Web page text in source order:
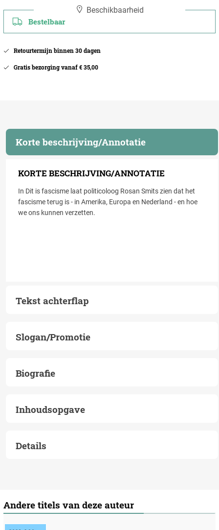
Beschikbaarheid
Bestelbaar
Retourtermijn binnen 30 dagen
Gratis bezorging vanaf € 35,00
Korte beschrijving/Annotatie
KORTE BESCHRIJVING/ANNOTATIE
In Dit is fascisme laat politicoloog Rosan Smits zien dat het
fascisme terug is - in Amerika, Europa en Nederland - en hoe
we ons kunnen verzetten.
Tekst achterflap
Slogan/Promotie
Biografie
Inhoudsopgave
Details
Andere titels van deze auteur